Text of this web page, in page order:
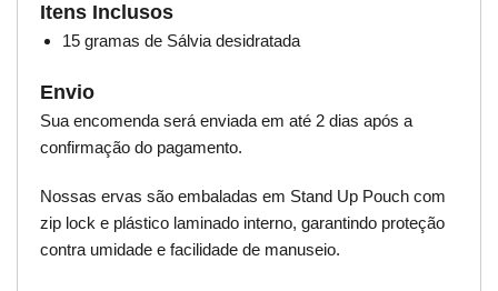
Itens Inclusos
15 gramas de Sálvia desidratada
Envio
Sua encomenda será enviada em até 2 dias após a
confirmação do pagamento.
Nossas ervas são embaladas em Stand Up Pouch com
zip lock e plástico laminado interno, garantindo proteção
contra umidade e facilidade de manuseio.